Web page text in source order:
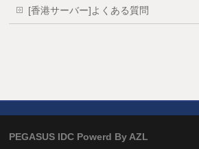
[香港サーバー]よくある質問
PEGASUS IDC Powerd By AZL